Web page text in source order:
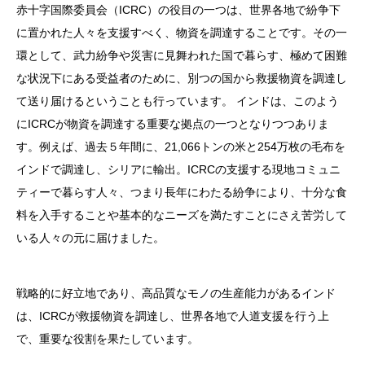
赤十字国際委員会（ICRC）の役目の一つは、世界各地で紛争下
に置かれた人々を支援すべく、物資を調達することです。その一
環として、武力紛争や災害に見舞われた国で暮らす、極めて困難
な状況下にある受益者のために、別つの国から救援物資を調達し
て送り届けるということも行っています。 インドは、このよう
にICRCが物資を調達する重要な拠点の一つとなりつつありま
す。例えば、過去５年間に、21,066トンの米と254万枚の毛布を
インドで調達し、シリアに輸出。ICRCの支援する現地コミュニ
ティーで暮らす人々、つまり長年にわたる紛争により、十分な食
料を入手することや基本的なニーズを満たすことにさえ苦労して
いる人々の元に届けました。
戦略的に好立地であり、高品質なモノの生産能力があるインド
は、ICRCが救援物資を調達し、世界各地で人道支援を行う上
で、重要な役割を果たしています。